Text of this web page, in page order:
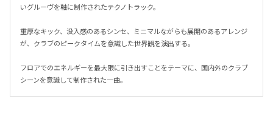
いグルーヴを軸に制作されたテクノトラック。
重厚なキック、没入感のあるシンセ、ミニマルながらも展開のあるアレンジ
が、クラブのピークタイムを意識した世界観を演出する。
フロアでのエネルギーを最大限に引き出すことをテーマに、国内外のクラブ
シーンを意識して制作された一曲。